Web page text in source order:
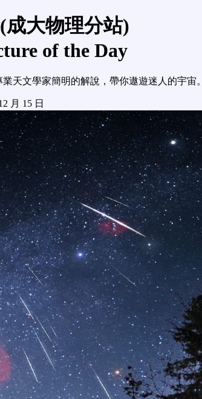
大物理分站)
of the Day
天文學家簡明的解說，帶你遨遊迷人的宇宙。
月 15 日